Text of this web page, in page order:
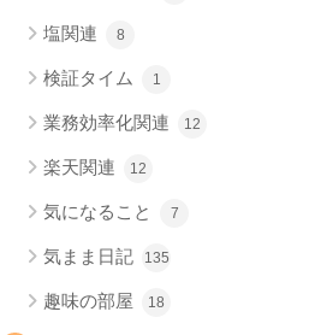
塩関連 8
検証タイム 1
業務効率化関連 12
楽天関連 12
気になること 7
気まま日記 135
趣味の部屋 18